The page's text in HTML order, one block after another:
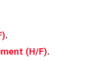
.
(H/F).